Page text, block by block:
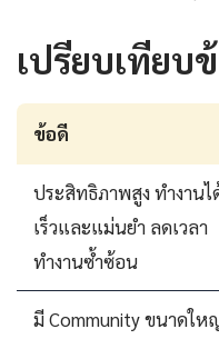
เปรียบเทียบ
ข้อดี
ประสิทธิภาพสูง ทำงานไ
เร็วและแม่นยำ ลดเวลา
ทำงานซ้ำซ้อน
มี Community ขนาดให